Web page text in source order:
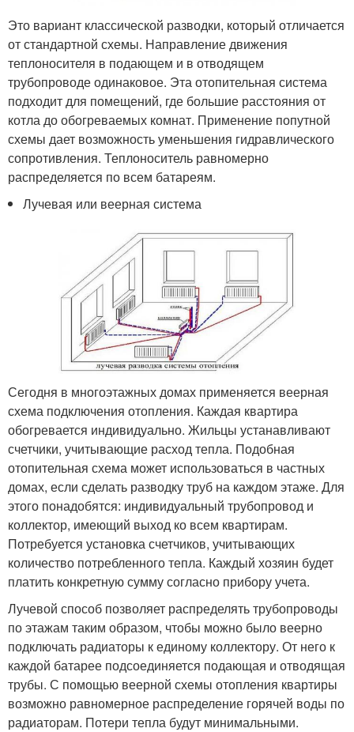
Это вариант классической разводки, который отличается
от стандартной схемы. Направление движения
теплоносителя в подающем и в отводящем
трубопроводе одинаковое. Эта отопительная система
подходит для помещений, где большие расстояния от
котла до обогреваемых комнат. Применение попутной
схемы дает возможность уменьшения гидравлического
сопротивления. Теплоноситель равномерно
распределяется по всем батареям.
Лучевая или веерная система
Сегодня в многоэтажных домах применяется веерная
схема подключения отопления. Каждая квартира
обогревается индивидуально. Жильцы устанавливают
счетчики, учитывающие расход тепла. Подобная
отопительная схема может использоваться в частных
домах, если сделать разводку труб на каждом этаже. Для
этого понадобятся: индивидуальный трубопровод и
коллектор, имеющий выход ко всем квартирам.
Потребуется установка счетчиков, учитывающих
количество потребленного тепла. Каждый хозяин будет
платить конкретную сумму согласно прибору учета.
Лучевой способ позволяет распределять трубопроводы
по этажам таким образом, чтобы можно было веерно
подключать радиаторы к единому коллектору. От него к
каждой батарее подсоединяется подающая и отводящая
трубы. С помощью веерной схемы отопления квартиры
возможно равномерное распределение горячей воды по
радиаторам. Потери тепла будут минимальными.